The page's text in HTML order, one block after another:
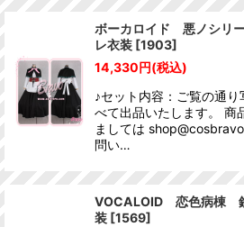
ボーカロイド 悪ノシ
レ衣装 [1903]
14,330円(税込)
♪セット内容：ご覧の通
べて出品いたします。 商
ましては
問い…
VOCALOID 恋色病棟
装 [1569]